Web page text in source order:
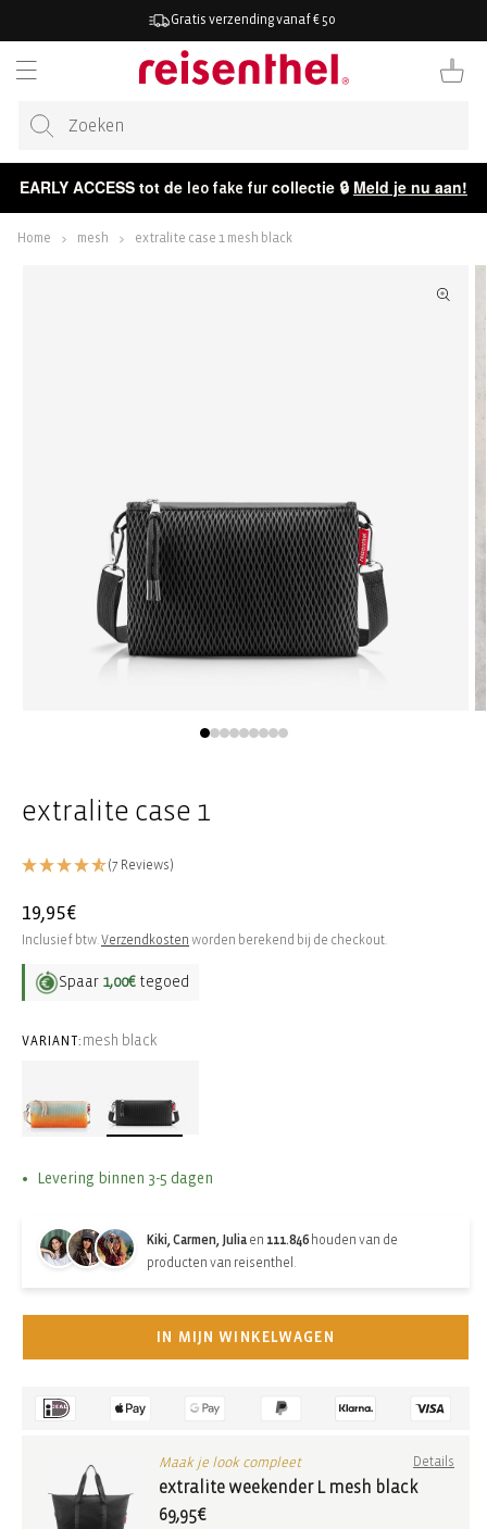
Gratis verzending vanaf € 50
EARLY ACCESS tot de leo fake fur collectie 🔒 Meld je nu aan!
Home mesh extralite case 1 mesh black
extralite case 1
(7 Reviews)
Normale
prijs
19,95€
Inclusief btw.Verzendkosten worden berekend bij de checkout.
Spaar 1,00€ tegoed
VARIANT: mesh black
Levering binnen 3-5 dagen
Kiki, Carmen, Julia en 111.846 houden van de
producten van reisenthel.
IN MIJN WINKELWAGEN
Maak je look compleet Details
extralite weekender L mesh black
69,95€